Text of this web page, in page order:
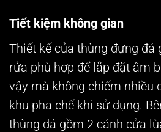
Tiết kiệm không gian
Thiết kế của thùng đựng đá
rửa phù hợp để lắp đặt âm
vậy mà không chiếm nhiều
khu pha chế khi sử dụng.
thùng đá gồm 2 cánh cửa